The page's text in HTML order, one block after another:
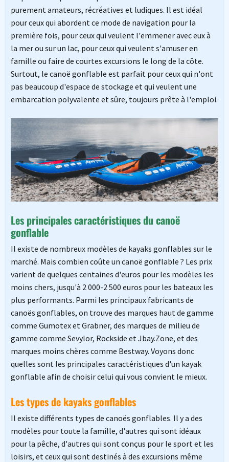
purement amateurs, récréatives et ludiques. Il est idéal
pour ceux qui abordent ce mode de navigation pour la
première fois, pour ceux qui veulent l'emmener avec eux à
la mer ou sur un lac, pour ceux qui veulent s'amuser en
famille ou faire de courtes excursions le long de la côte.
Surtout, le canoë gonflable est parfait pour ceux qui n'ont
pas beaucoup d'espace de stockage et qui veulent une
embarcation polyvalente et sûre, toujours prête à l'emploi.
Les principales caractéristiques du canoë
gonflable
Il existe de nombreux modèles de kayaks gonflables sur le
marché. Mais combien coûte un canoë gonflable ? Les prix
varient de quelques centaines d'euros pour les modèles les
moins chers, jusqu'à 2 000-2 500 euros pour les bateaux les
plus performants. Parmi les principaux fabricants de
canoës gonflables, on trouve des marques haut de gamme
comme Gumotex et Grabner, des marques de milieu de
gamme comme Sevylor, Rockside et Jbay.Zone, et des
marques moins chères comme Bestway. Voyons donc
quelles sont les principales caractéristiques d'un kayak
gonflable afin de choisir celui qui vous convient le mieux.
Les types de kayaks gonflables
Il existe différents types de canoës gonflables. Il y a des
modèles pour toute la famille, d'autres qui sont idéaux
pour la pêche, d'autres qui sont conçus pour le sport et les
loisirs, et ceux qui sont destinés à des excursions même